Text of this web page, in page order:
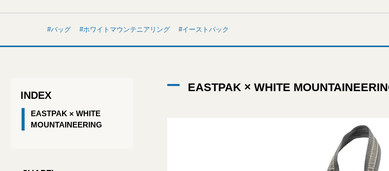
バッグ ホワイトマウンテニアリング イーストパック
INDEX
EASTPAK × WHITE
MOUNTAINEERING
EASTPAK × WHITE